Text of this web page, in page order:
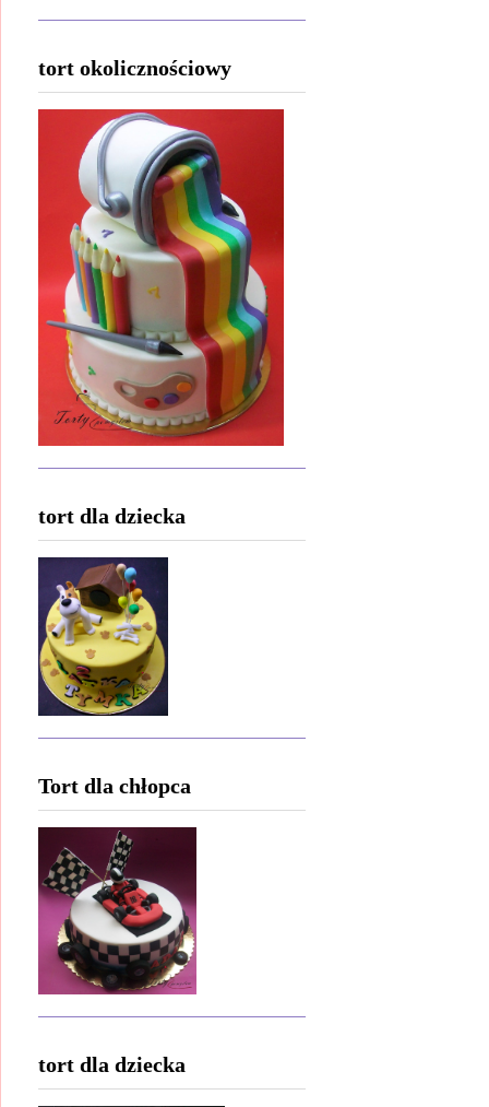
tort okolicznościowy
tort dla dziecka
Tort dla chłopca
tort dla dziecka